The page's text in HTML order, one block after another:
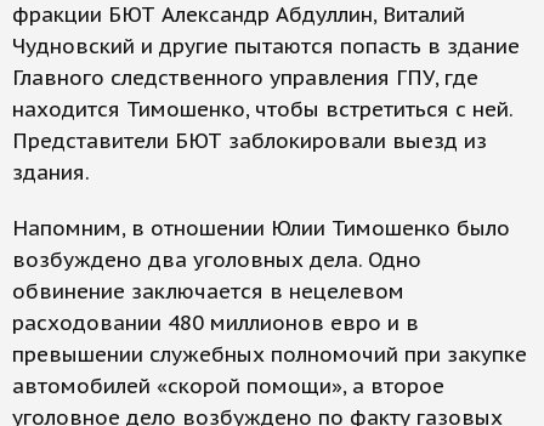
фракции БЮТ Александр Абдуллин, Виталий
Чудновский и другие пытаются попасть в здание
Главного следственного управления ГПУ, где
находится Тимошенко, чтобы встретиться с ней.
Представители БЮТ заблокировали выезд из
здания.
Напомним, в отношении Юлии Тимошенко было
возбуждено два уголовных дела. Одно
обвинение заключается в нецелевом
расходовании 480 миллионов евро и в
превышении служебных полномочий при закупке
автомобилей «скорой помощи», а второе
уголовное дело возбуждено по факту газовых